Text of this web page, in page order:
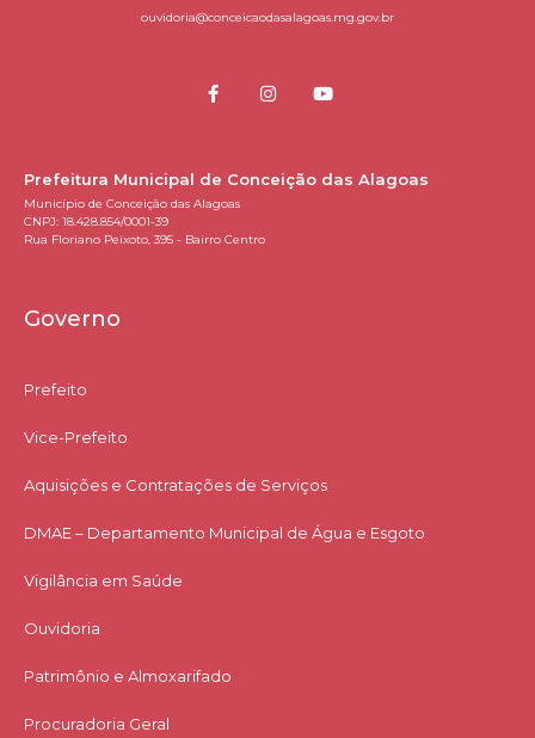
ouvidoria@conceicaodasalagoas.mg.gov.br
Prefeitura Municipal de Conceição das Alagoas
Município de Conceição das Alagoas
CNPJ: 18.428.854/0001-39
Rua Floriano Peixoto, 395 - Bairro Centro
Governo
Prefeito
Vice-Prefeito
Aquisições e Contratações de Serviços​
DMAE – Departamento Municipal de Água e Esgoto
Vigilância em Saúde
Ouvidoria
Patrimônio e Almoxarifado
Procuradoria Geral